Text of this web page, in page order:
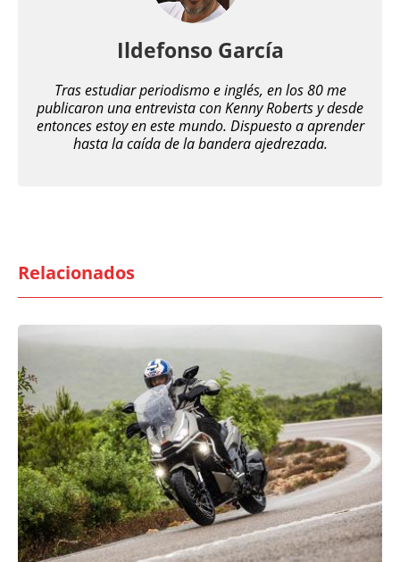
Ildefonso García
Tras estudiar periodismo e inglés, en los 80 me
publicaron una entrevista con Kenny Roberts y desde
entonces estoy en este mundo. Dispuesto a aprender
hasta la caída de la bandera ajedrezada.
Relacionados